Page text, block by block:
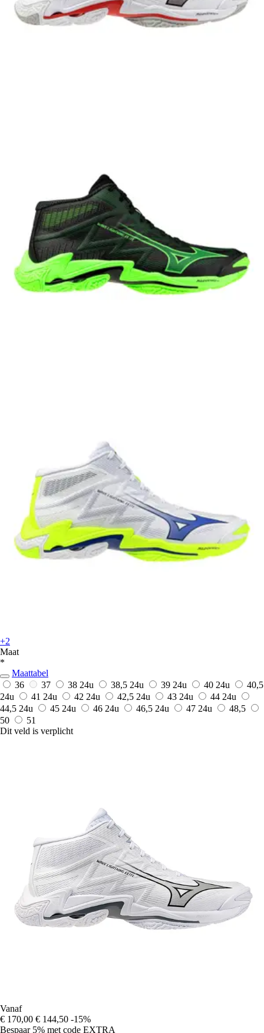
+2
Maat
*
Maattabel
36
37 38 24u 38,5 24u 39 24u 40 24u
40,5
24u
41 24u 42 24u 42,5 24u 43 24u 44 24u
44,5 24u 45 24u 46 24u 46,5 24u 47 24u
48,5
50
51
Dit veld is verplicht
Vanaf
€ 170,00 € 144,50 -15%
Bespaar 5% met code EXTRA